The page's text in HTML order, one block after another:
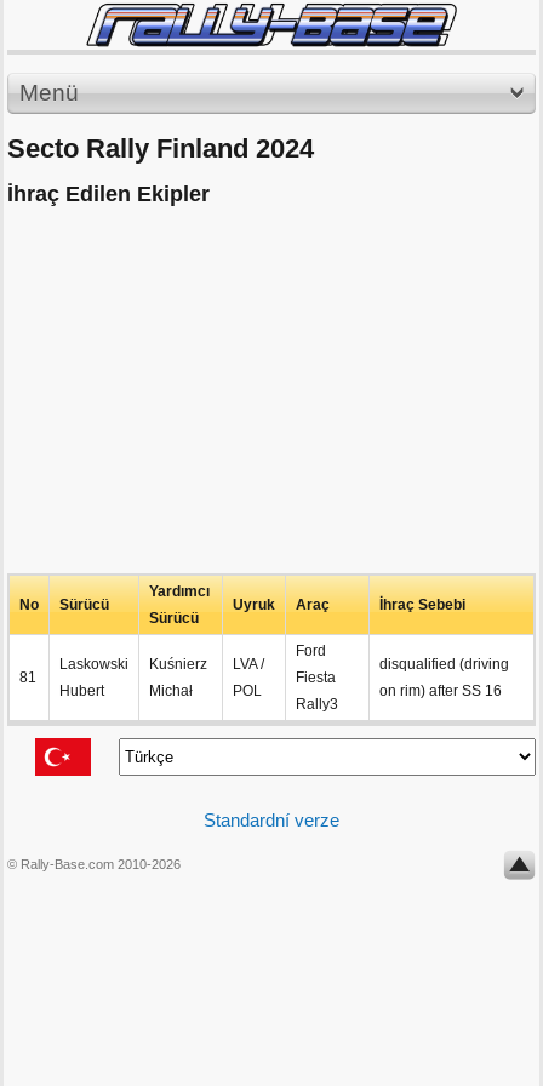
Menü
Secto Rally Finland 2024
İhraç Edilen Ekipler
No Sürücü
Yardımcı
Sürücü
Uyruk Araç İhraç Sebebi
81
Laskowski
Hubert
Kuśnierz
Michał
LVA /
POL
Ford
Fiesta
Rally3
disqualified (driving
on rim) after SS 16
Standardní verze
© Rally-Base.com 2010-2026